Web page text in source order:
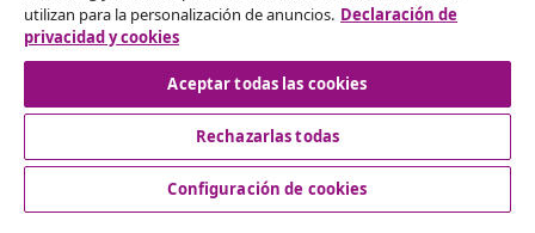
Descubre mas
© 2008-2026 vidaXL www.vidaxl.es es una página web de
utilizan para la personalización de anuncios. Declaración de
privacidad y cookies
Aceptar todas las cookies
Rechazarlas todas
Configuración de cookies